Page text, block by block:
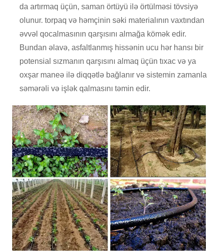
da artırmaq üçün, saman örtüyü ilə örtülməsi tövsiyə
olunur. torpaq və həmçinin səki materialının vaxtından
əvvəl qocalmasının qarşısını almağa kömək edir.
Bundan əlavə, asfaltlanmış hissənin ucu hər hansı bir
potensial sızmanın qarşısını almaq üçün tıxac və ya
oxşar maneə ilə diqqətlə bağlanır və sistemin zamanla
səmərəli və işlək qalmasını təmin edir.